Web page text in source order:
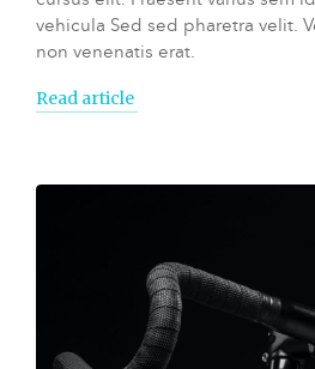
vehicula Sed sed pharetra velit.
non venenatis erat.
Read article